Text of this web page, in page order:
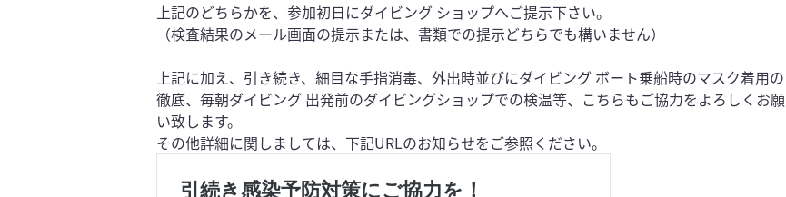
上記のどちらかを、参加初日にダイビング ショップへご提示下さい。
（検査結果のメール画面の提示または、書類での提示どちらでも構いません）
上記に加え、引き続き、細目な手指消毒、外出時並びにダイビング ボート乗船時のマスク着用の
徹底、毎朝ダイビング 出発前のダイビングショップでの検温等、こちらもご協力をよろしくお願
い致します。
その他詳細に関しましては、下記URLのお知らせをご参照ください。